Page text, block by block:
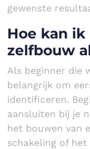
gewenste
Hoe kan
zelfbouw
Als beginner die
belangrijk om
identificeren.
aansluiten bij je
het bouwen van
schakeling of